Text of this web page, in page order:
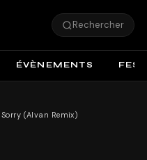
Rechercher
ÉVÈNEMENTS
(Alvan Remix)